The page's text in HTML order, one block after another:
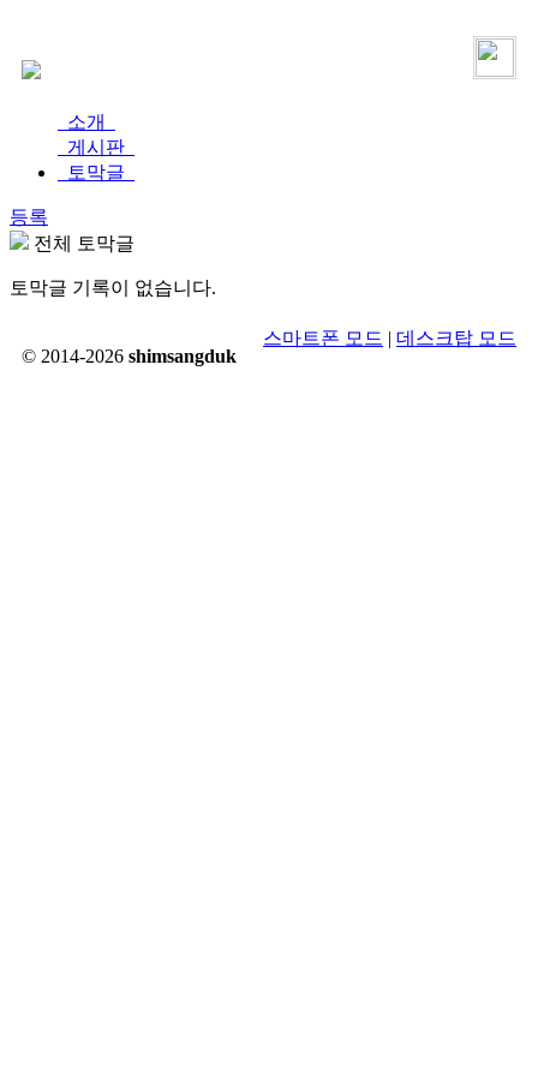
소개
게시판
토막글
등록
전체 토막글
토막글 기록이 없습니다.
© 2014-2026 shimsangduk
스마트폰 모드 | 데스크탑 모드